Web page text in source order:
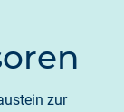
zur